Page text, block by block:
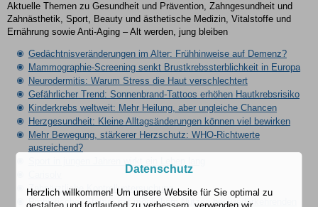
Aktuelle Themen zu Gesundheit und Prävention, Zahngesundheit und
Zahnästhetik, Sport, Beauty und ästhetische Medizin, Vitalstoffe und
Ernährung sowie Anti-Aging – Alt werden, jung bleiben
Gedächtnisveränderungen im Alter: Frühhinweise auf Demenz?
Mammographie-Screening senkt Brustkrebssterblichkeit in Europa
Neurodermitis: Warum Stress die Haut verschlechtert
Gefährlicher Trend: Sonnenbrand-Tattoos erhöhen Hautkrebsrisiko
Kinderkrebs weltweit: Mehr Heilung, aber ungleiche Chancen
Herzgesundheit: Kleine Alltagsänderungen können viel bewirken
Mehr Bewegung, stärkerer Herzschutz: WHO-Richtwerte
ausreichend?
Zahnärztliche Kontrolluntersuchung
Probiotischer Stamm mit möglichem Nutzen bei wiederkehrenden
Datenschutz
Herzlich willkommen! Um unsere Website für Sie optimal zu